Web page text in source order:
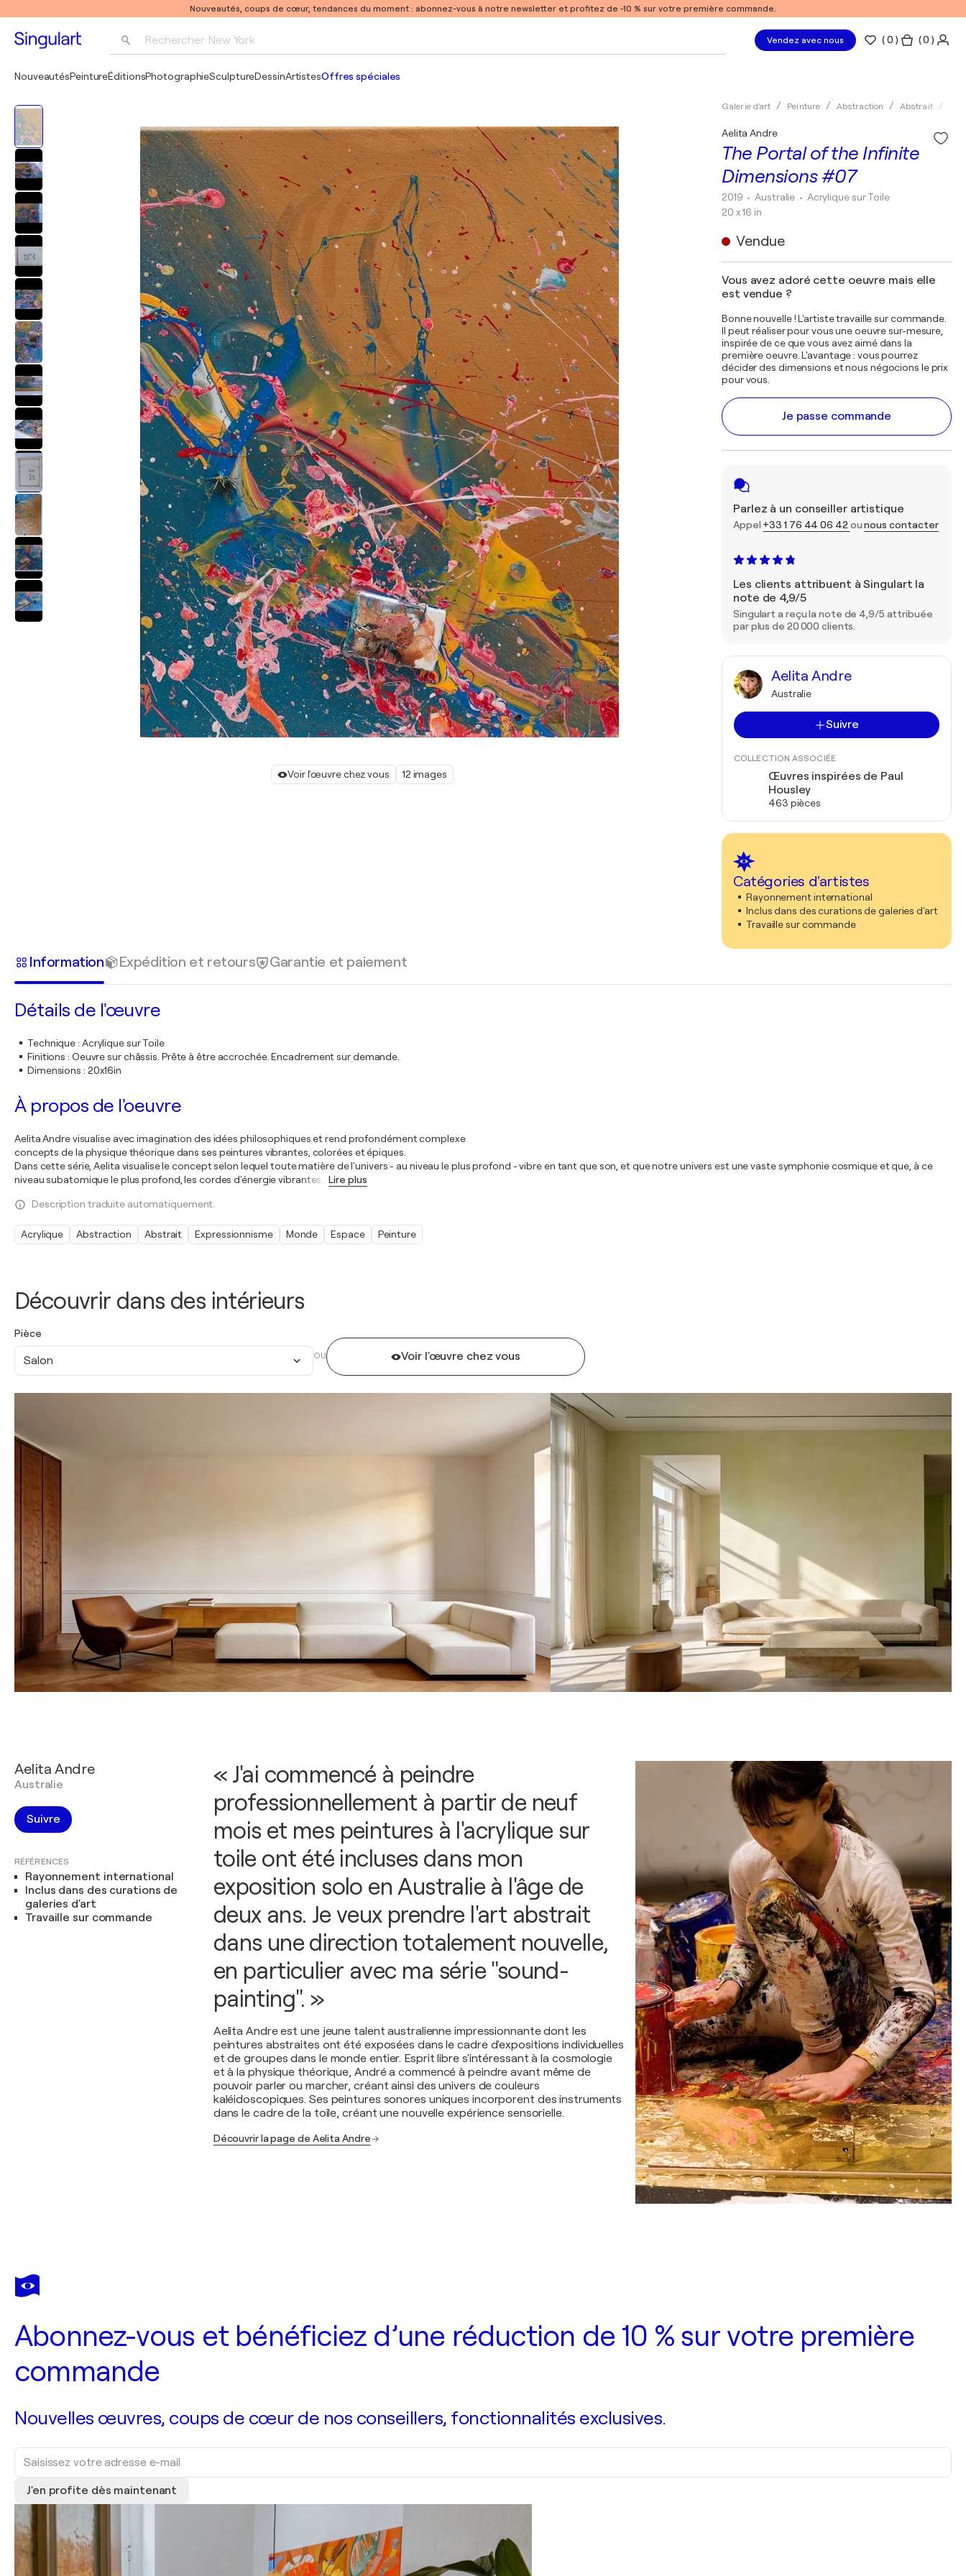
Nouveautés, coups de cœur, tendances du moment : abonnez-vous à notre newsletter et profitez de -10 % sur votre première commande.
Rechercher New York
Pablo Picasso
Vendez avec nous (0 ) ( 0 )
NouveautésPeintureÉditionsPhotographieSculptureDessinArtistesOffres spéciales
Voir l'œuvre chez vous 12 images
Galerie d'art Peinture Abstraction Abstrait
The Portal of the Infinite
Dimensions #07
Aelita Andre
2019 • Australie • Acrylique sur Toile
20 x 16 in
Vendue
Vous avez adoré cette oeuvre mais elle
est vendue ?
Bonne nouvelle ! L'artiste travaille sur commande.
Il peut réaliser pour vous une oeuvre sur-mesure,
inspirée de ce que vous avez aimé dans la
première oeuvre. L'avantage : vous pourrez
décider des dimensions et nous négocions le prix
pour vous.
Je passe commande
Parlez à un conseiller artistique
Appel +33 1 76 44 06 42 ounous contacter
Les clients attribuent à Singulart la
note de 4,9/5
Singulart a reçu la note de 4,9/5 attribuée
par plus de 20 000 clients.
Aelita Andre
Australie
Suivre
COLLECTION ASSOCIÉE
Œuvres inspirées de Paul
Housley
463 pièces
Catégories d'artistes
Rayonnement international
Inclus dans des curations de galeries d'art
Travaille sur commande
Découvrir dans des intérieurs
Pièce
Salon OU Voir l'œuvre chez vous
Information Expédition et retours Garantie et paiement
Détails de l'œuvre
Technique: Acrylique sur Toile
Finitions : Oeuvre sur châssis. Prête à être accrochée. Encadrement sur demande.
Dimensions : 20x16in
À propos de l'oeuvre
Aelita Andre visualise avec imagination des idées philosophiques et rend profondément complexe
concepts de la physique théorique dans ses peintures vibrantes, colorées et épiques.
Dans cette série, Aelita visualise le concept selon lequel toute matière de l'univers - au niveau le plus profond - vibre en tant que son, et que notre univers est une vaste symphonie cosmique et que, à ce
niveau subatomique le plus profond, les cordes d'énergie vibrantes
Lire plus
Description traduite automatiquement.
Acrylique Abstraction Abstrait Expressionnisme Monde Espace Peinture
Aelita Andre
Australie
Suivre
RÉFÉRENCES
Rayonnement international
Inclus dans des curations de
galeries d'art
Travaille sur commande
« J'ai commencé à peindre
professionnellement à partir de neuf
mois et mes peintures à l'acrylique sur
toile ont été incluses dans mon
exposition solo en Australie à l'âge de
deux ans. Je veux prendre l'art abstrait
dans une direction totalement nouvelle,
en particulier avec ma série "sound-
painting". »
Aelita Andre est une jeune talent australienne impressionnante dont les
peintures abstraites ont été exposées dans le cadre d'expositions individuelles
et de groupes dans le monde entier. Esprit libre s'intéressant à la cosmologie
et à la physique théorique, André a commencé à peindre avant même de
pouvoir parler ou marcher, créant ainsi des univers de couleurs
kaléidoscopiques. Ses peintures sonores uniques incorporent des instruments
dans le cadre de la toile, créant une nouvelle expérience sensorielle.
Découvrir la page de Aelita Andre
Abonnez-vous et bénéficiez d’une réduction de 10 % sur votre première
commande
Nouvelles œuvres, coups de cœur de nos conseillers, fonctionnalités exclusives.
J'en profite dès maintenant